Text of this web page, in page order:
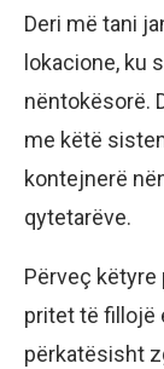
Deri më tani
lokacione, ku
nëntokësorë.
me këtë
kontejnerë
qytetarëve.
Përveç
pritet të fillojë
përkatësisht